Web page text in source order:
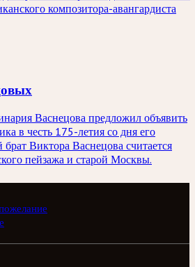
композитора-авангардиста
Васнецова предложил объявить
в честь 175-летия со дня его
Виктора Васнецова считается
пейзажа и старой Москвы.